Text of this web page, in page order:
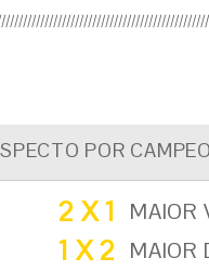
POR
2 X 1 MAIOR
1 X 2 MAIOR